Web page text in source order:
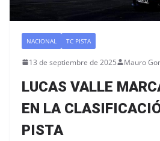
NACIONAL TC PISTA
13 de septiembre de 2025 Mauro
LUCAS VALLE
EN LA
PISTA